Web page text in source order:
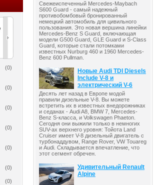
Масла Мост
(0)
(0)
(0)
(0)
(0)
(0)
(0)
Свежеиспеченный Mercedes-Maybach
S600 Guard - самый надежный
противобомбовый бронированный
немецкий автомобиль для цивильного
пользования. Это новая вершина линейки
Mercedes-Benz S Guard, включающая
модели G500 Guard, GLE Guard и S-Class
Guard, которые стали потомками
известных Nurburg 460 и 1960 Mercedes-
Benz 600 Pullman.
Новые Audi TDI Diesels
Include V-8 и
электрический V-6
Десять лет назад в Европе модой
правили дизельные V-8. Вы можете
встретить их в известных внедорожниках
и седанах - Audi A8, BMW 7, Mercedes-
Benz S-класса, и Volkswagen Phaeton.
Сегодня они выжили только в немногих
SUV-ах верхнего уровня: Тойота Land
Cruiser имеет V-8 дизельный двигатель с
турбонаддувом, Range Rover, VW Touareg
и Audi. Складывается впечатление, что
этот сегмент обречен.
Удивительный Renault
Alpine